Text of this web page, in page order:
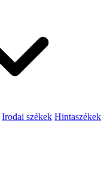
Irodai székek Hintaszékek